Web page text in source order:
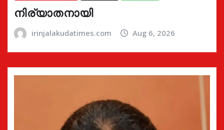
നിര്യാതനായി
irinjalakudatimes.com Aug 6, 2026